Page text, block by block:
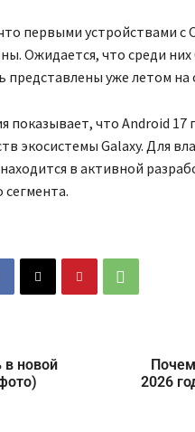
первыми устройствами с
Ожидается, что среди них
представлены уже летом
показывает, что Android 17
экосистемы Galaxy. Для
в активной
сегмента.
в новой
2026